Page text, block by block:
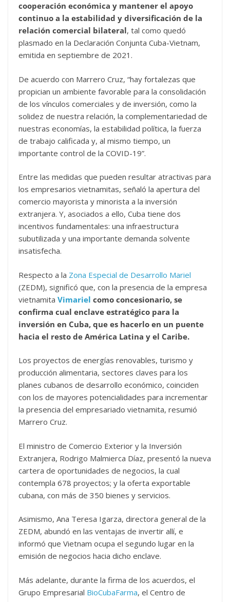
cooperación económica y mantener el apoyo
continuo a la estabilidad y diversificación de la
relación comercial bilateral, tal como quedó
plasmado en la Declaración Conjunta Cuba-Vietnam,
emitida en septiembre de 2021.
De acuerdo con Marrero Cruz, “hay fortalezas que
propician un ambiente favorable para la consolidación
de los vínculos comerciales y de inversión, como la
solidez de nuestra relación, la complementariedad de
nuestras economías, la estabilidad política, la fuerza
de trabajo calificada y, al mismo tiempo, un
importante control de la COVID-19”.
Entre las medidas que pueden resultar atractivas para
los empresarios vietnamitas, señaló la apertura del
comercio mayorista y minorista a la inversión
extranjera. Y, asociados a ello, Cuba tiene dos
incentivos fundamentales: una infraestructura
subutilizada y una importante demanda solvente
insatisfecha.
Respecto a la Zona Especial de Desarrollo Mariel
(ZEDM), significó que, con la presencia de la empresa
vietnamita Vimariel como concesionario, se
confirma cual enclave estratégico para la
inversión en Cuba, que es hacerlo en un puente
hacia el resto de América Latina y el Caribe.
Los proyectos de energías renovables, turismo y
producción alimentaria, sectores claves para los
planes cubanos de desarrollo económico, coinciden
con los de mayores potencialidades para incrementar
la presencia del empresariado vietnamita, resumió
Marrero Cruz.
El ministro de Comercio Exterior y la Inversión
Extranjera, Rodrigo Malmierca Díaz, presentó la nueva
cartera de oportunidades de negocios, la cual
contempla 678 proyectos; y la oferta exportable
cubana, con más de 350 bienes y servicios.
Asimismo, Ana Teresa Igarza, directora general de la
ZEDM, abundó en las ventajas de invertir allí, e
informó que Vietnam ocupa el segundo lugar en la
emisión de negocios hacia dicho enclave.
Más adelante, durante la firma de los acuerdos, el
Grupo Empresarial BioCubaFarma, el Centro de